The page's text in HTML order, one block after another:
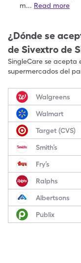
m... Read more
¿Dónde se
de Sivextro de
SingleCare se acepta
supermercados del
Walgreens
Walmart
Target (CVS)
Smith’s
Fry’s
Ralphs
Albertsons
Publix